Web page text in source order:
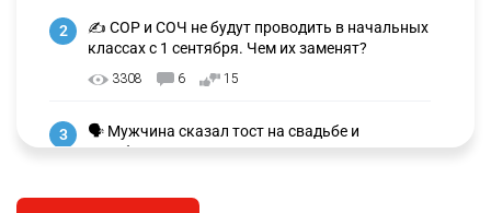
2
✍️ СОР и СОЧ не будут проводить в начальных
классах с 1 сентября. Чем их заменят?
3308 6 15
3
🗣 Мужчина сказал тост на свадьбе и
заработал уголовное дело